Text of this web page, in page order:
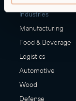
Industries
Manufacturing
Food & Beverage
Logistics
Automotive
Wood
Defense